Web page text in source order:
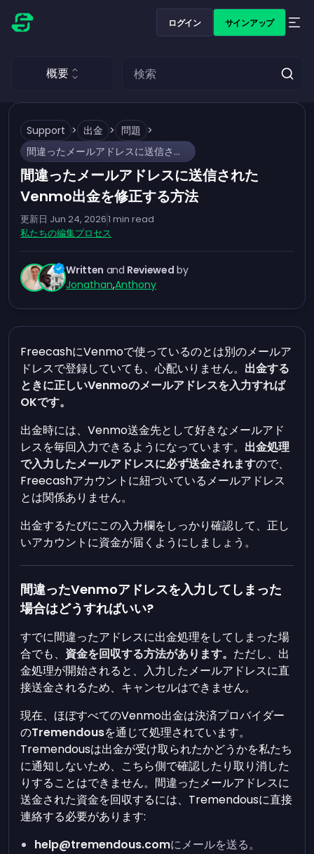
ログイン サインアップ
概要
Support > 出金 > 問題 >
間違ったメールアドレスに送信されたVenmo出金を修正する方法
間違ったメールアドレスに送信された
Venmo出金を修正する方法
更新日 Jun 24, 20261 min read
私たちの編集プロセス
Written and Reviewed by
Jonathan,Anthony
FreecashにVenmoで使っているのとは別のメールア
ドレスで登録していても、心配いりません。 出金する
ときに正しいVenmoのメールアドレスを入力すれば
OKです。
出金時には、Venmo送金先として好きなメールアド
レスを毎回入力できるようになっています。 出金処理
で入力したメールアドレスに必ず送金されますので、
Freecashアカウントに紐づいているメールアドレス
とは関係ありません。
出金するたびにこの入力欄をしっかり確認して、正し
いアカウントに資金が届くようにしましょう。
間違ったVenmoアドレスを入力してしまった
場合はどうすればいい?
すでに間違ったアドレスに出金処理をしてしまった場
合でも、 資金を回収する方法があります。 ただし、出
金処理が開始されると、入力したメールアドレスに直
接送金されるため、キャンセルはできません。
現在、ほぼすべてのVenmo出金は決済プロバイダー
のTremendousを通じて処理されています。
Tremendousは出金が受け取られたかどうかを私たち
に通知しないため、こちら側で確認したり取り消した
りすることはできません。間違ったメールアドレスに
送金された資金を回収するには、Tremendousに直接
連絡する必要があります:
help@tremendous.comにメールを送る。